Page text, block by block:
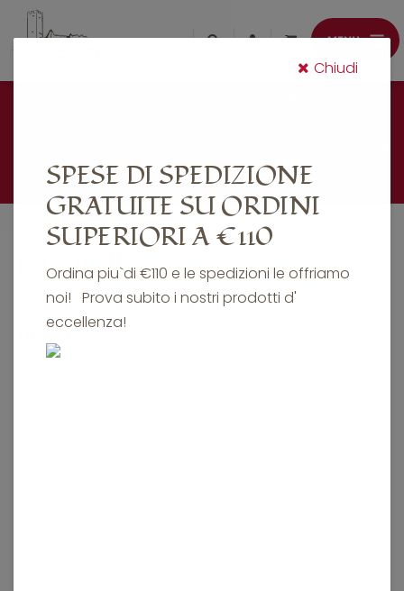
Caramelle
Caramelle ripiene alla
propoli
Chiudi
SPESE DI SPEDIZIONE
GRATUITE SU ORDINI
SUPERIORI A €110
Ordina piu`di €110 e le spedizioni le offriamo
noi! Prova subito i nostri prodotti d'
eccellenza!